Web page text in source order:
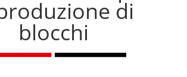
di
blocchi